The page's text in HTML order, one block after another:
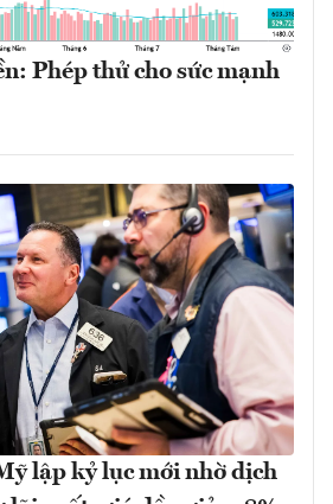
Phép thử cho sức mạnh
lập kỷ lục mới nhờ dịch